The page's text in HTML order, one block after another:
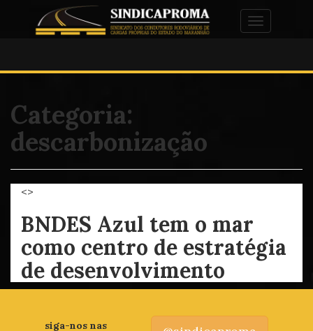
Alternar
Categoria:
descarbonização
<>
BNDES Azul tem o mar
como centro de estratégia
de desenvolvimento
siga-nos nas